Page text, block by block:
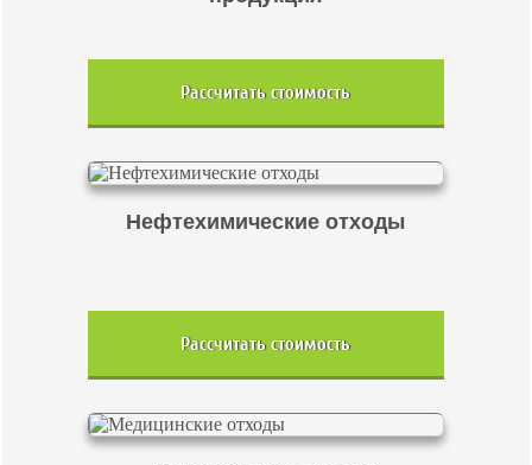
Рассчитать стоимость
Нефтехимические отходы
Рассчитать стоимость